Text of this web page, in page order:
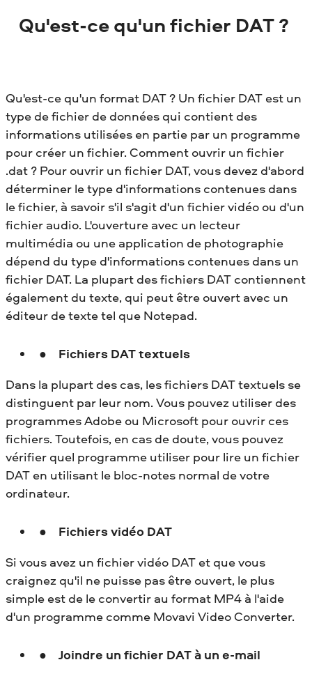
Qu'est-ce qu'un fichier DAT ?
Qu'est-ce qu'un format DAT ? Un fichier DAT est un
type de fichier de données qui contient des
informations utilisées en partie par un programme
pour créer un fichier. Comment ouvrir un fichier
.dat ? Pour ouvrir un fichier DAT, vous devez d'abord
déterminer le type d'informations contenues dans
le fichier, à savoir s'il s'agit d'un fichier vidéo ou d'un
fichier audio. L'ouverture avec un lecteur
multimédia ou une application de photographie
dépend du type d'informations contenues dans un
fichier DAT. La plupart des fichiers DAT contiennent
également du texte, qui peut être ouvert avec un
éditeur de texte tel que Notepad.
Fichiers DAT textuels
Dans la plupart des cas, les fichiers DAT textuels se
distinguent par leur nom. Vous pouvez utiliser des
programmes Adobe ou Microsoft pour ouvrir ces
fichiers. Toutefois, en cas de doute, vous pouvez
vérifier quel programme utiliser pour lire un fichier
DAT en utilisant le bloc-notes normal de votre
ordinateur.
Fichiers vidéo DAT
Si vous avez un fichier vidéo DAT et que vous
craignez qu'il ne puisse pas être ouvert, le plus
simple est de le convertir au format MP4 à l'aide
d'un programme comme Movavi Video Converter.
Joindre un fichier DAT à un e-mail